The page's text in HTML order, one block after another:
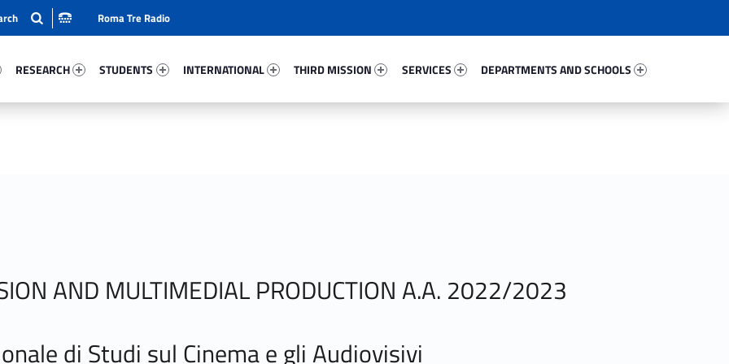
RESEARCH
STUDENTS
INTERNATIONAL
THIRD MISSION
SERVICES
DEPARTMENTS AND SCHOOLS
Roma Tre Radio
AND MULTIMEDIAL PRODUCTION A.A. 2022/2023
di Studi sul Cinema e gli Audiovisivi